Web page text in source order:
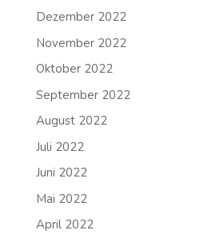
Dezember 2022
November 2022
Oktober 2022
September 2022
August 2022
Juli 2022
Juni 2022
Mai 2022
April 2022